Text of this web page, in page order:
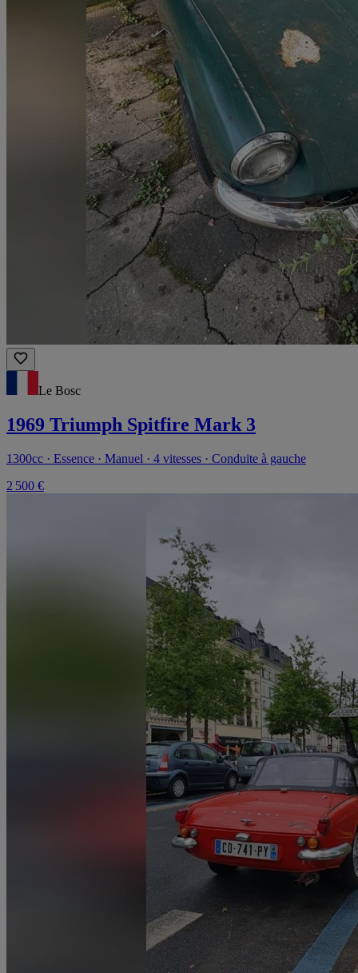
Le Bosc
1969 Triumph Spitfire Mark 3
1300cc · Essence · Manuel · 4 vitesses · Conduite à gauche
2 500 €